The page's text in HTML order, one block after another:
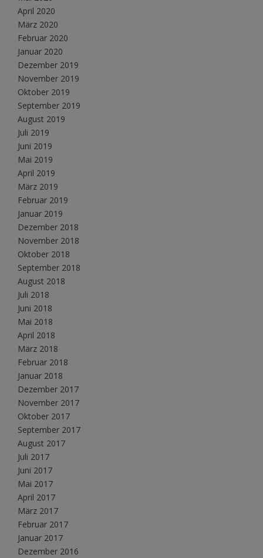
April 2020
März 2020
Februar 2020
Januar 2020
Dezember 2019
November 2019
Oktober 2019
September 2019
August 2019
Juli 2019
Juni 2019
Mai 2019
April 2019
März 2019
Februar 2019
Januar 2019
Dezember 2018
November 2018
Oktober 2018
September 2018
August 2018
Juli 2018
Juni 2018
Mai 2018
April 2018
März 2018
Februar 2018
Januar 2018
Dezember 2017
November 2017
Oktober 2017
September 2017
August 2017
Juli 2017
Juni 2017
Mai 2017
April 2017
März 2017
Februar 2017
Januar 2017
Dezember 2016